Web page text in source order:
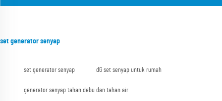
set generator senyap
set generator senyap dG set senyap untuk rumah
generator senyap tahan debu dan tahan air